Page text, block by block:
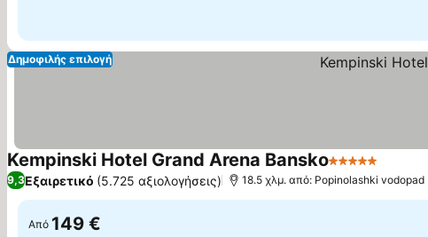
Δημοφιλής επιλογή
Kempinski Hotel Grand Arena Bansko5 Αστέρια
9,3Εξαιρετικό (5.725 αξιολογήσεις) 18.5 χλμ. από: Popinolashki vodopad
Από 149 €